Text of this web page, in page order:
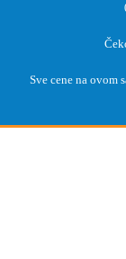
Sve cene na ovom